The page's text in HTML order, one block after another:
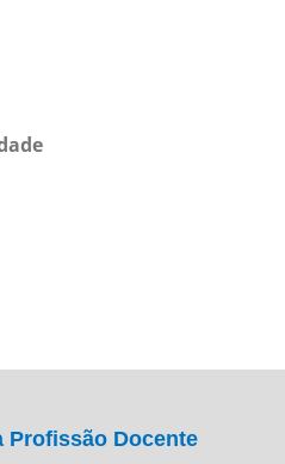
Profissão Docente